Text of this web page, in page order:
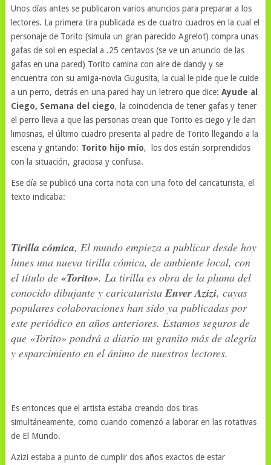
Unos días antes se publicaron varios anuncios para preparar a los
lectores. La primera tira publicada es de cuatro cuadros en la cual el
personaje de Torito (simula un gran parecido Agrelot) compra unas
gafas de sol en especial a .25 centavos (se ve un anuncio de las
gafas en una pared) Torito camina con aire de dandy y se
encuentra con su amiga-novia Gugusita, la cual le pide que le cuide
a un perro, detrás en una pared hay un letrero que dice: Ayude al
Ciego, Semana del ciego, la coincidencia de tener gafas y tener
el perro lleva a que las personas crean que Torito es ciego y le dan
limosnas, el último cuadro presenta al padre de Torito llegando a la
escena y gritando: Torito hijo mío, los dos están sorprendidos
con la situación, graciosa y confusa.
Ese día se publicó una corta nota con una foto del caricaturista, el
texto indicaba:
Tirilla cómica, El mundo empieza a publicar desde hoy
lunes una nueva tirilla cómica, de ambiente local, con
el título de «Torito». La tirilla es obra de la pluma del
conocido dibujante y caricaturistaEnver Azizi, cuyas
populares colaboraciones han sido ya publicadas por
este periódico en años anteriores. Estamos seguros de
que «Torito» pondrá a diario un granito más de alegría
y esparcimiento en el ánimo de nuestros lectores.
Es entonces que el artista estaba creando dos tiras
simultáneamente, como cuando comenzó a laborar en las rotativas
de El Mundo.
Azizi estaba a punto de cumplir dos años exactos de estar